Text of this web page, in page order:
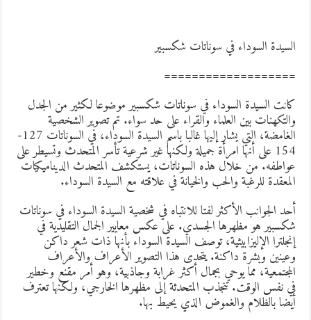
السوداء في سوناتات شكسبير
السيدة السوداء في سوناتات شكسبير موضوعا لكثير من الجدل
بين العلماء والقراء على حد سواء. تم تصوير الشخصية
الغامضة، التي يشار إليها غالبا باسم السيدة السوداء، في السوناتات 127-
154 على أنها امرأة جميلة ولكنها غير شرعية تأسر المتحدث وتسيطر على
من خلال هذه السوناتات، يستكشف المتحدث الديناميكيات
للرغبة والحب والخيانة في علاقته مع السيدة السوداء.
الجوانب الأكثر لفتا للانتباه في شخصية السيدة السوداء في سوناتات
هو مظهرها الجسدي. على عكس معايير الجمال التقليدية في
الإليزابيثية، توصف السيدة السوداء بأنها ذات شعر داكن
وبشرة داكنة. يتحدى هذا التصوير الأعراف والأعراف
مما يوحي بجمال أكثر غرابة وجاذبية، وهو أمر مقنع وخطير
نفس الوقت. تنجذب المتحدثة إلى مظهرها الخارجي، ولكنها تعترف
بالظلام والغموض الذي يحيط بها.